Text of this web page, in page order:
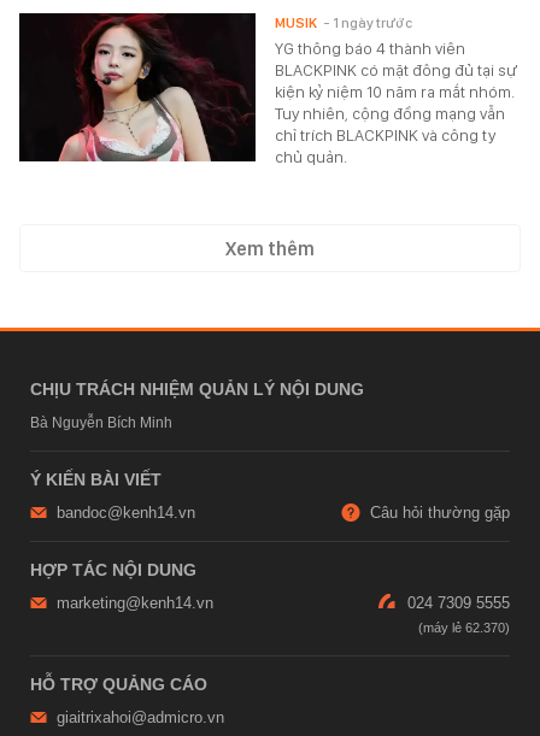
YG thông báo 4 thành viên
BLACKPINK có mặt đông đủ tại sự
kiện kỷ niệm 10 năm ra mắt nhóm.
Tuy nhiên, cộng đồng mạng vẫn
chỉ trích BLACKPINK và công ty
chủ quản.
MUSIK - 1 ngày trước
Xem thêm
CHỊU TRÁCH NHIỆM QUẢN LÝ NỘI DUNG
Bà Nguyễn Bích Minh
Ý KIẾN BÀI VIẾT
bandoc@kenh14.vn Câu hỏi thường gặp
HỢP TÁC NỘI DUNG
marketing@kenh14.vn 024 7309 5555
HỖ TRỢ QUẢNG CÁO
giaitrixahoi@admicro.vn